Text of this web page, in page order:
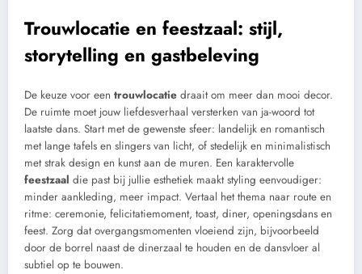
Trouwlocatie en feestzaal: stijl,
storytelling en gastbeleving
De keuze voor een trouwlocatie draait om meer dan mooi decor.
De ruimte moet jouw liefdesverhaal versterken van ja-woord tot
laatste dans. Start met de gewenste sfeer: landelijk en romantisch
met lange tafels en slingers van licht, of stedelijk en minimalistisch
met strak design en kunst aan de muren. Een karaktervolle
feestzaal die past bij jullie esthetiek maakt styling eenvoudiger:
minder aankleding, meer impact. Vertaal het thema naar route en
ritme: ceremonie, felicitatiemoment, toast, diner, openingsdans en
feest. Zorg dat overgangsmomenten vloeiend zijn, bijvoorbeeld
door de borrel naast de dinerzaal te houden en de dansvloer al
subtiel op te bouwen.